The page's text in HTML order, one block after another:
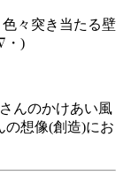
々突き当たる壁
・)
んのかけあい風
の想像(創造)にお